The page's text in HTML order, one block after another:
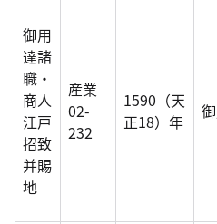
御用
達諸
職・
商人
江戸
招致
并賜
地
産業
02-
232
1590（天
正18）年